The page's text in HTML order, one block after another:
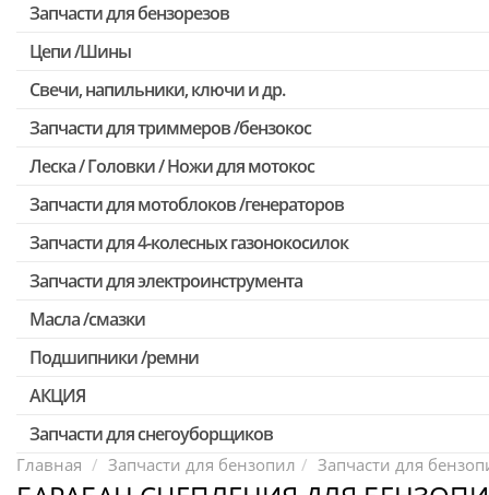
Запчасти для бензорезов
Цепи /Шины
Свечи, напильники, ключи и др.
Запчасти для триммеров /бензокос
Запчасти для Китайских триммеров
Запчасти для мотокос Stihl /Husqvarna /Oleo-mac /Echo и др.
Леска / Головки / Ножи для мотокос
Запчасти для мотоблоков /генераторов
Запчасти для 4-колесных газонокосилок
Запчасти для электроинструмента
Двигатели, редукторы для шуруповертов
Патроны для шуруповертов / перфораторов
Выключатели, переключатели
Запчасти для перфораторов и отбойных молотков
Запчасти для УШМ (болгарок)
Масла /смазки
Подшипники /ремни
АКЦИЯ
Скидка 50%
Запчасти для снегоуборщиков
Главная Запчасти для бензопил Запчасти для